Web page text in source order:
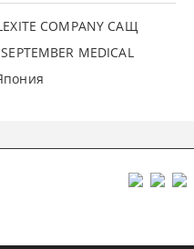
COMPANY САЩ
MEDICAL